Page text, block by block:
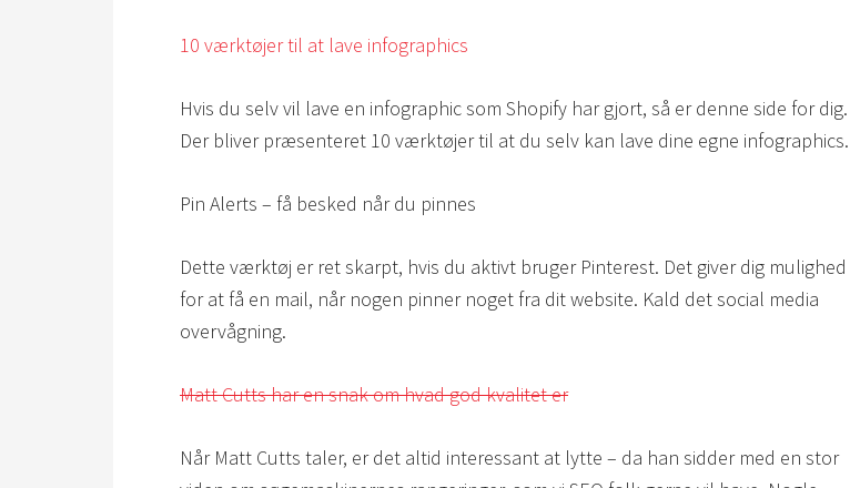
10 værktøjer til at lave infographics
Hvis du selv vil lave en infographic som Shopify har gjort, så er denne side for dig.
Der bliver præsenteret 10 værktøjer til at du selv kan lave dine egne infographics.
Pin Alerts – få besked når du pinnes
Dette værktøj er ret skarpt, hvis du aktivt bruger Pinterest. Det giver dig mulighed
for at få en mail, når nogen pinner noget fra dit website. Kald det social media
overvågning.
Matt Cutts har en snak om hvad god kvalitet er
Når Matt Cutts taler, er det altid interessant at lytte – da han sidder med en stor